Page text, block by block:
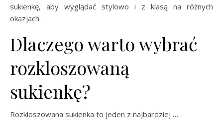
sukienkę, aby wyglądać stylowo i z klasą na różnych
okazjach.
Dlaczego warto wybrać
rozkloszowaną
sukienkę?
Rozkloszowana sukienka to jeden z najbardziej …